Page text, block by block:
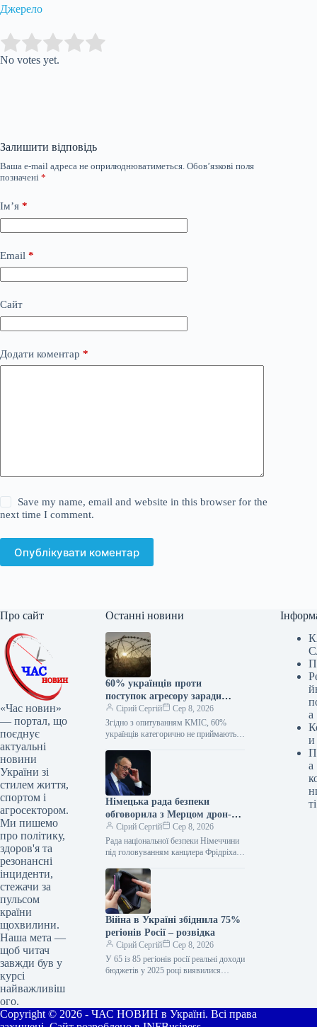
Джерело
Rate this item:
No votes yet.
Залишити відповідь
Ваша e-mail адреса не оприлюднюватиметься. Обов’язкові поля
позначені *
Ім’я *
Email *
Сайт
Додати коментар *
Save my name, email and website in this browser for the
next time I comment.
Опублікувати коментар
Про сайт
«Час новин»
— портал, що
поєднує
актуальні
новини
України зі
стилем життя,
спортом і
агросектором.
Ми пишемо
про політику,
здоров'я та
резонансні
інциденти,
стежачи за
пульсом
країни
щохвилини.
Наша мета —
щоб читач
завжди був у
курсі
найважливіш
ого.
Останні новини
60% українців проти
поступок агресору заради
мируСірий Сергій
Сер 8, 2026
Згідно з опитуванням КМІС, 60%
українців категорично не приймають
російський контроль в обмін на
гарантії…
Німецька рада безпеки
обговорила з Мерцом дрон-
камікадзе біля українського
літака
Сірий Сергій
Сер 8, 2026
Рада національної безпеки Німеччини
під головуванням канцлера Фрідріха
біля українського вантажного літака в
аеропорту Лейпциг/Галле.
Війна в Україні збіднила 75%
регіонів Росії – розвідка
Сірий Сергій
Сер 8, 2026
У 65 із 85 регіонів росії реальні доходи
бюджетів у 2025 році виявилися
а
и
а
ті
Copyright © 2026 - ЧАС НОВИН в Україні. Всі права